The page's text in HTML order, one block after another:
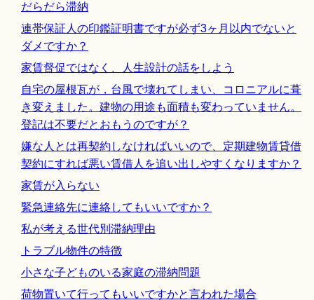
だらだら滞納
連帯保証人の印鑑証明書ですが必ず3ヶ月以内でないと
ダメですか？
家賃督促ではなく、人生設計の話をしよう
自宅の屋根瓦が，台風で壊れてしまい、コロニアルに葺
き変えました。建物の用途も面積も変わっていません。
登記は不要だとおもうのですが？
嫌な人とは再契約しなければいいので、定期建物賃貸借
契約にすれば悪い賃借人を追い出しやすくなりますか？
家賃が入らない
緊急連絡先に連絡してもいいですか？
私が考える世代別滞納理由
トラブル物件の特徴
小さな子どものいる家庭の滞納問題
荷物置いて行ってもいいですかと言われた場合